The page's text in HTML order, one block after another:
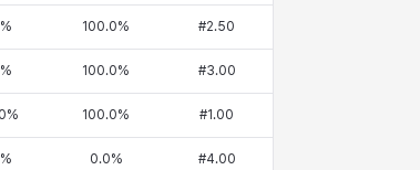
% 100.0% #2.50
% 100.0% #3.00
% 100.0% #1.00
% 0.0% #4.00